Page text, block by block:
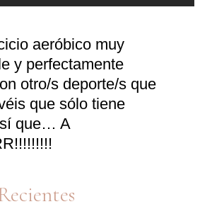
aeróbico muy
y perfectamente
otro/s deporte/s que
que sólo tiene
que… A